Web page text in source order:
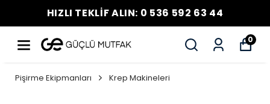
HIZLI TEKLİF ALIN: 0 536 592 63 44
0
Pişirme Ekipmanları Krep Makineleri